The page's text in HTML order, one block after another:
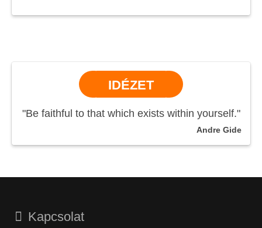
IDÉZET
"Be faithful to that which exists within yourself."
Andre Gide
Kapcsolat